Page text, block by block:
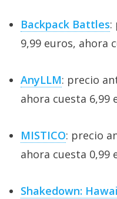
Backpack Battles:
9,99 euros, ahora
AnyLLM: precio
ahora cuesta 6,99
MISTICO: precio
ahora cuesta 0,99
Shakedown: